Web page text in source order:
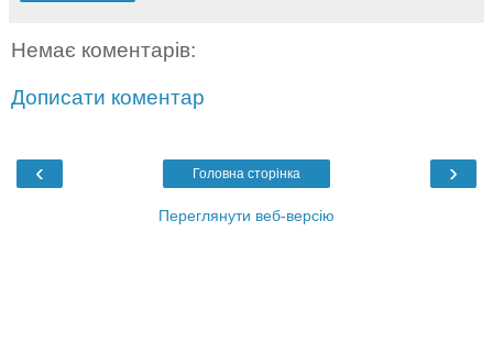
Немає коментарів:
Дописати коментар
‹ ›
Головна сторінка
Переглянути веб-версію